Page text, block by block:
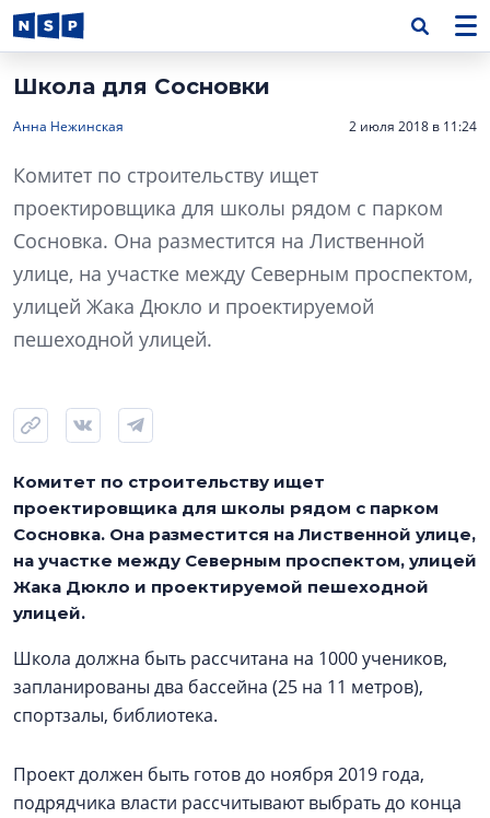
Школа для Сосновки
Анна Нежинская 2 июля 2018 в 11:24
Комитет по строительству ищет
проектировщика для школы рядом с парком
Сосновка. Она разместится на Лиственной
улице, на участке между Северным проспектом,
улицей Жака Дюкло и проектируемой
пешеходной улицей.
Комитет по строительству ищет
проектировщика для школы рядом с парком
Сосновка. Она разместится на Лиственной улице,
на участке между Северным проспектом, улицей
Жака Дюкло и проектируемой пешеходной
улицей.
Школа должна быть рассчитана на 1000 учеников,
запланированы два бассейна (25 на 11 метров),
спортзалы, библиотека.
Проект должен быть готов до ноября 2019 года,
подрядчика власти рассчитывают выбрать до конца